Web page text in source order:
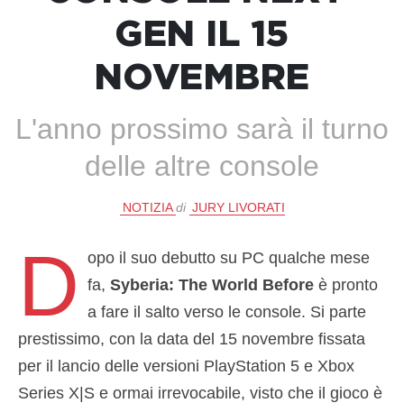
GEN IL 15
NOVEMBRE
L'anno prossimo sarà il turno
delle altre console
NOTIZIA di JURY LIVORATI
D
opo il suo debutto su PC qualche mese
fa,Syberia: The World Before è pronto
a fare il salto verso le console. Si parte
prestissimo, con la data del 15 novembre fissata
per il lancio delle versioni PlayStation 5 e Xbox
Series X|S e ormai irrevocabile, visto che il gioco è